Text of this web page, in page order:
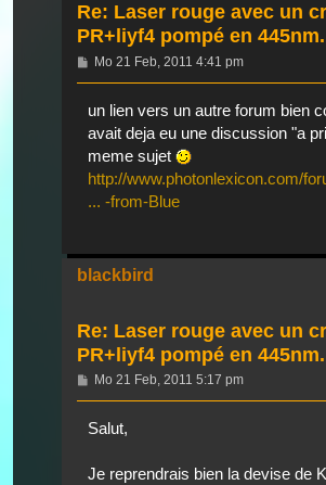
Re: Laser rouge avec un
PR+liyf4 pompé en 445nm.
Beitrag
Mo 21 Feb, 2011 4:41 pm
un lien vers un autre forum bien
avait deja eu une discussion "a
meme sujet
http://www.photonlexicon.com/
... -from-Blue
blackbird
Re: Laser rouge avec un
PR+liyf4 pompé en 445nm.
Beitrag
Mo 21 Feb, 2011 5:17 pm
Salut,
Je reprendrais bien la devise de